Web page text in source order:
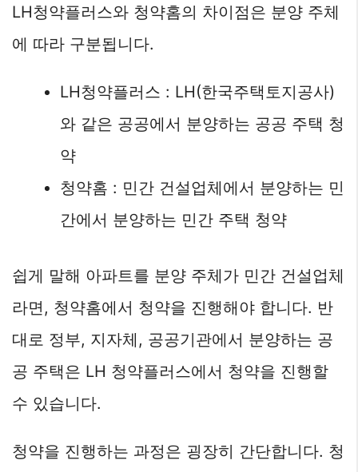
LH청약플러스와 청약홈의 차이점은 분양 주체
에 따라 구분됩니다.
LH청약플러스 : LH(한국주택토지공사)
와 같은 공공에서 분양하는 공공 주택 청
약
청약홈 : 민간 건설업체에서 분양하는 민
간에서 분양하는 민간 주택 청약
쉽게 말해 아파트를 분양 주체가 민간 건설업체
라면, 청약홈에서 청약을 진행해야 합니다. 반
대로 정부, 지자체, 공공기관에서 분양하는 공
공 주택은 LH 청약플러스에서 청약을 진행할
수 있습니다.
청약을 진행하는 과정은 굉장히 간단합니다. 청